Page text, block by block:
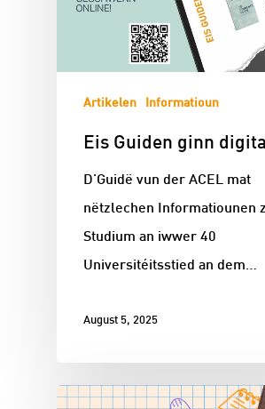
Artikelen Informatioun
Eis Guiden ginn
D'Guidë vun der ACEL mat
nëtzlechen Informatiounen
Studium an iwwer 40
Universitéitsstied an dem…
August 5, 2025